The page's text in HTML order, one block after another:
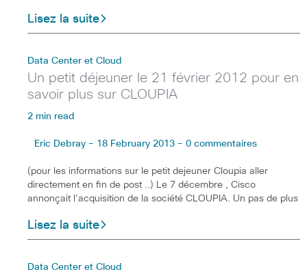
Lisez la suite
Data Center et Cloud
Un petit déjeuner le 21 février 2012 pour en
savoir plus sur CLOUPIA
2 min read
Eric Debray - 18 February 2013 - 0 commentaires
(pour les informations sur le petit dejeuner Cloupia aller
directement en fin de post ..) Le 7 décembre , Cisco
annonçait l’acquisition de la société CLOUPIA. Un pas de plus
Lisez la suite
Data Center et Cloud